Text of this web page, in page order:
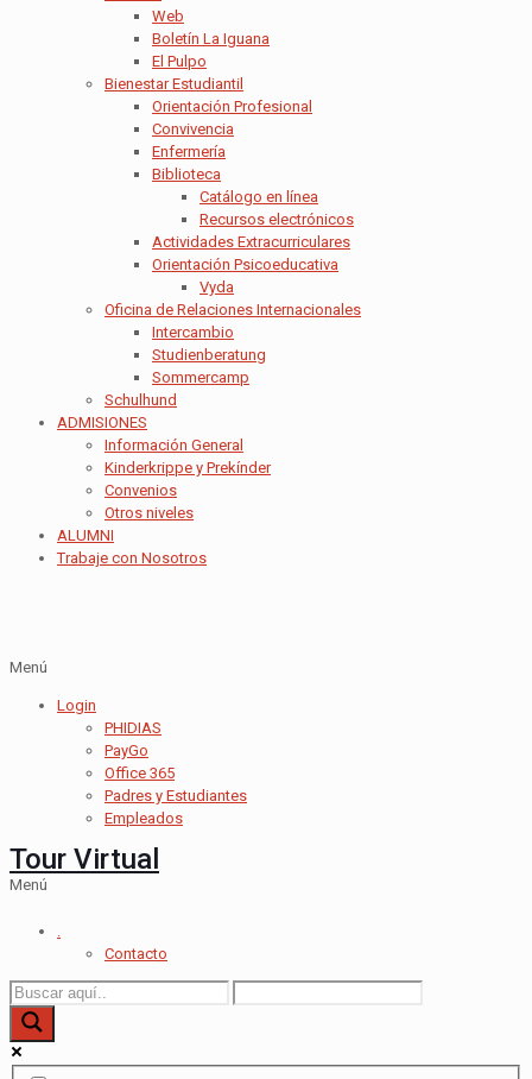
Web
Boletín La Iguana
El Pulpo
Bienestar Estudiantil
Orientación Profesional
Convivencia
Enfermería
Biblioteca
Catálogo en línea
Recursos electrónicos
Actividades Extracurriculares
Orientación Psicoeducativa
Vyda
Oficina de Relaciones Internacionales
Intercambio
Studienberatung
Sommercamp
Schulhund
ADMISIONES
Información General
Kinderkrippe y Prekínder
Convenios
Otros niveles
ALUMNI
Trabaje con Nosotros
Menú
Login
PHIDIAS
PayGo
Office 365
Padres y Estudiantes
Empleados
Tour Virtual
Menú
.
Contacto